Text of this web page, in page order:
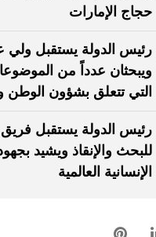
حجاج الإمارات
رئيس الدولة يستقبل ولي
ويبحثان عدداً من
التي تتعلق بشؤون الوطن
رئيس الدولة يستقبل فريق
للبحث والإنقاذ ويشيد
الإنسانية العالمية